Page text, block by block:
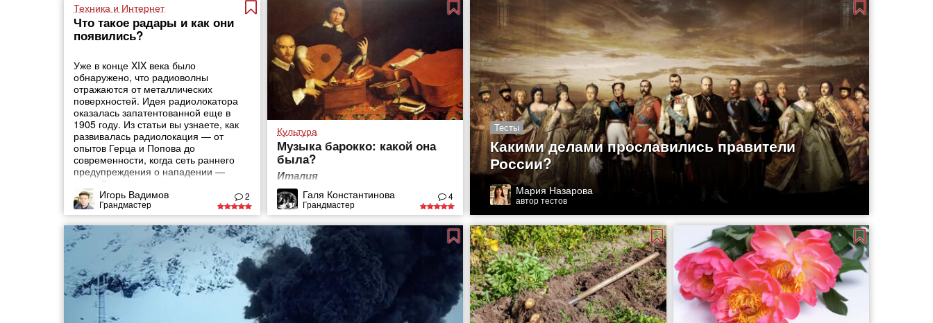
Техника и Интернет
Что такое радары и как они
появились?
Уже в конце XIX века было
обнаружено, что радиоволны
отражаются от металлических
поверхностей. Идея радиолокатора
оказалась запатентованной еще в
1905 году. Из статьи вы узнаете, как
развивалась радиолокация — от
опытов Герца и Попова до
современности, когда сеть раннего
предупреждения о нападении —
важнейшая часть стратегических
оборонных систем государств.
Игорь Вадимов
Грандмастер
2
Культура
Музыка барокко: какой она
была?
Италия
Галя Константинова
Грандмастер
4
Тесты
Какими делами прославились правители
России?
Мария Назарова
автор тестов